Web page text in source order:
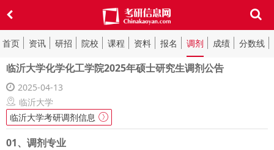
首页 资讯 研招 院校 课程 资料 报名 调剂 成绩 分数线
临沂大学化学化工学院2025年硕士研究生调剂公告
2025-04-13
临沂大学
临沂大学考研调剂信息
01、调剂专业